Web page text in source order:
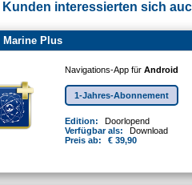
interessierten sich
Marine Plus
Navigations-App fürAndroid
1-Jahres-Abonnement
Edition:
Doorlopend
Verfügbar als:
Download
Preis ab:
€ 39,90